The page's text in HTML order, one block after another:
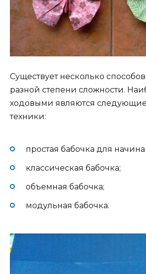
Существует несколько
разной степени сложности.
ходовыми являются
техники:
простая бабочка для
классическая бабочка;
объемная бабочка;
модульная бабочка.